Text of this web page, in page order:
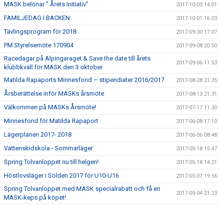
MASK belönar ” Årets Initiativ” 2017-10-03 14:01
FAMILJEDAG I BACKEN 2017-10-01 16:03
Tävlingsprogram för 2018 2017-09-30 17:07
PM Styrelsemöte 170904 2017-09-08 20:50
Racedagar på Alpingaraget & Save the date till årets
klubbkväll för MASK den 3 oktober
2017-09-06 11:53
Matilda Rapaports Minnesfond – stipendiater 2016/2017 2017-08-28 21:35
Årsberättelse inför MASKs årsmöte 2017-08-13 21:31
Välkommen på MASKs Årsmöte! 2017-07-17 11:30
Minnesfond för Matilda Rapaport 2017-06-08 17:10
Lägerplanen 2017- 2018 2017-06-06 08:48
Vattenskidskola - Sommarläger 2017-05-18 15:47
Spring Tolvanloppet nu till helgen! 2017-05-18 14:21
Höstlovsläger i Sölden 2017 för U10-U16 2017-05-07 19:56
Spring Tolvanloppet med MASK specialrabatt och få en
MASK-keps på köpet!
2017-05-04 21:23